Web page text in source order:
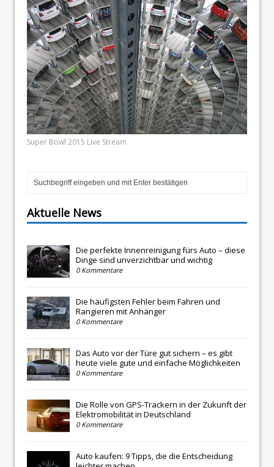
Super Bowl 2015 Live Stream
Aktuelle News
Die perfekte Innenreinigung fürs Auto – diese
Dinge sind unverzichtbar und wichtig
0 Kommentare
Die häufigsten Fehler beim Fahren und
Rangieren mit Anhänger
0 Kommentare
Das Auto vor der Türe gut sichern – es gibt
heute viele gute und einfache Möglichkeiten
0 Kommentare
Die Rolle von GPS-Trackern in der Zukunft der
Elektromobilität in Deutschland
0 Kommentare
Auto kaufen: 9 Tipps, die die Entscheidung